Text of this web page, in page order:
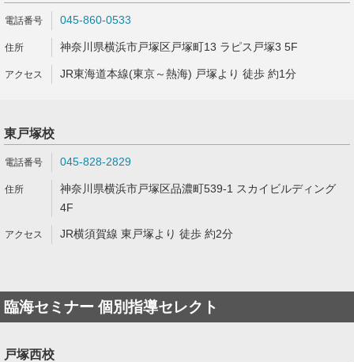
045-860-0533
神奈川県横浜市戸塚区戸塚町13 ラピス戸塚3 5F
JR東海道本線(東京～熱海) 戸塚より 徒歩 約1分
東戸塚校
045-828-2829
神奈川県横浜市戸塚区品濃町539-1 スカイビルディング
4F
JR横須賀線 東戸塚より 徒歩 約2分
臨海セミナー 個別指導セレクト
戸塚西校